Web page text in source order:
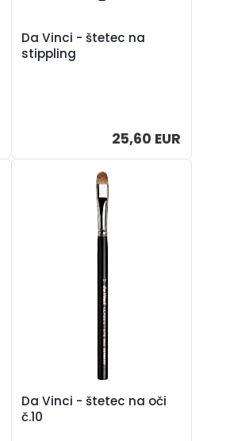
Da Vinci - štetec na
stippling
25,60 EUR
Da Vinci - štetec na oči
č.10